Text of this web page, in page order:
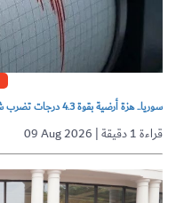
سوريا.. هزة أرضية بقوة 4.3 درجات تضرب شمال غربي حلب
09 Aug 2026 | قراءة 1 دقيقة